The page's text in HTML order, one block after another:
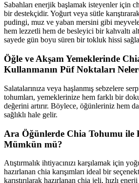
Sabahları enerjik başlamak isteyenler için
bir destekçidir. Yoğurt veya sütle
pudingi, muz ve yaban mersini gibi
hem lezzetli hem de besleyici bir kahvaltı
sayede gün boyu süren bir tokluk hissi
Öğle ve Akşam Yemeklerinde
Kullanmanın Püf Noktaları
Salatalarınıza veya haşlanmış sebzelere
tohumları, yemeklerinize hem farklı bir
değerini artırır. Böylece, öğünleriniz hem
sağlıklı hale gelir.
Ara Öğünlerde Chia Tohumu ile
Mümkün mü?
Atıştırmalık ihtiyacınızı karşılamak için
hazırlanan chia karışımları ideal bir
karıştırılarak hazırlanan chia jeli, hızlı